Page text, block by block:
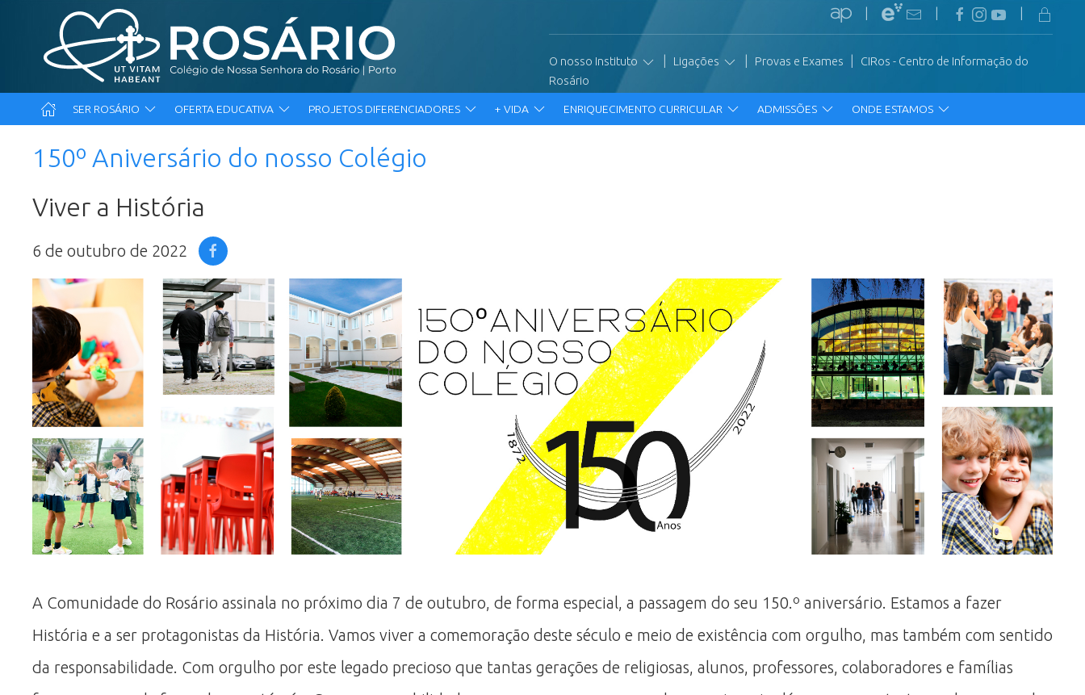
O nosso Instituto Ligações Provas e Exames
CIRos - Centro de Informação do
Rosário
SER ROSÁRIO OFERTA EDUCATIVA PROJETOS DIFERENCIADORES + VIDA ENRIQUECIMENTO CURRICULAR ADMISSÕES ONDE ESTAMOS
150º Aniversário do nosso Colégio
Viver a História
6 de outubro de 2022
A Comunidade do Rosário assinala no próximo dia 7 de outubro, de forma especial, a passagem do seu 150.º aniversário. Estamos a fazer
História e a ser protagonistas da História. Vamos viver a comemoração deste século e meio de existência com orgulho, mas também com sentido
da responsabilidade. Com orgulho por este legado precioso que tantas gerações de religiosas, alunos, professores, colaboradores e famílias